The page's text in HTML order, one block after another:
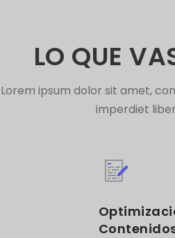
LO QUE
Lorem ipsum dolor sit amet,
imperdiet